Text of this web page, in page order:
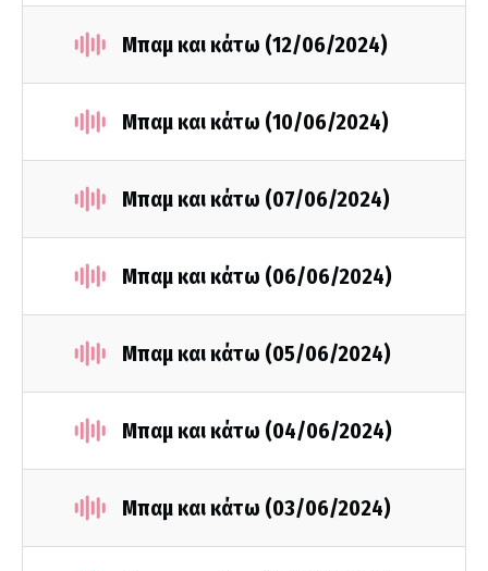
Μπαμ και κάτω (12/06/2024)
Μπαμ και κάτω (10/06/2024)
Μπαμ και κάτω (07/06/2024)
Μπαμ και κάτω (06/06/2024)
Μπαμ και κάτω (05/06/2024)
Mπαμ και κάτω (04/06/2024)
Mπαμ και κάτω (03/06/2024)